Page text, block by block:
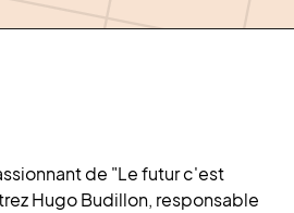
de "Le futur c'est
Hugo Budillon, responsable